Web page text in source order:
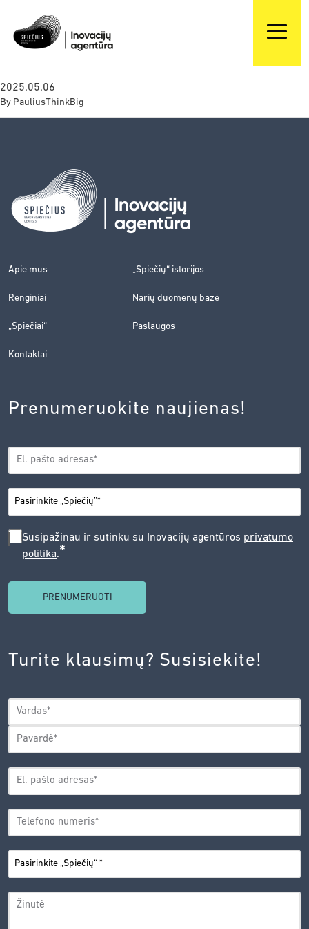
2025.05.06
By PauliusThinkBig
Apie mus „Spiečių“ istorijos
Renginiai Narių duomenų bazė
„Spiečiai“ Paslaugos
Kontaktai
Prenumeruokite naujienas!
EL.
PAŠTAS*
MIESTAS*
SUSIPAŽINAU
SUTINKU
AGENTŪROS
PRIVATUMO
POLITIKA.*
Susipažinau ir sutinku su Inovacijų agentūros privatumo
politika.*
Turite klausimų? Susisiekite!
VARDAS*
Vardas
EL.
ADRESAS*
TELEFONO
NUMERIS*
PASIRINKITE
„SPIEČIŲ“*
ŽINUTĖ